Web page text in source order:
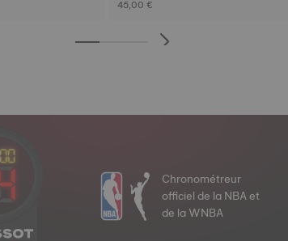
45,00 €
Chronométreur
officiel de la NBA et
de la WNBA